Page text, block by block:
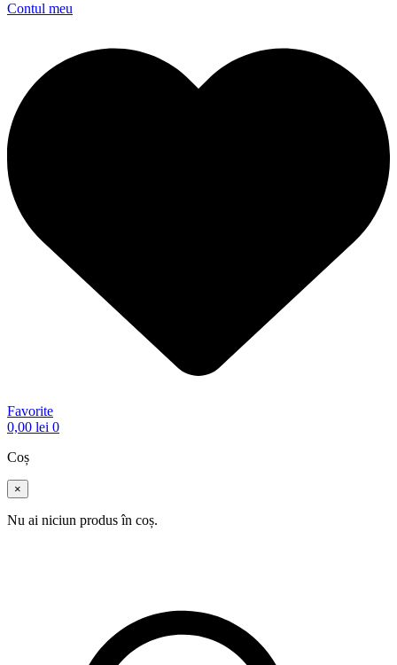
Contul meu
Favorite
0,00 lei 0
Coș
×
Nu ai niciun produs în coș.